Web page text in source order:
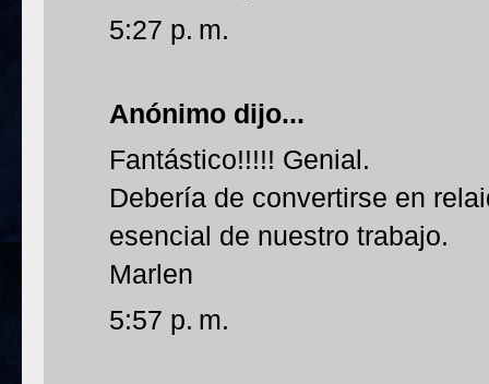
5:27 p. m.
Anónimo dijo...
Fantástico!!!!! Genial.
Debería de convertirse en
esencial de nuestro trabajo.
Marlen
5:57 p. m.